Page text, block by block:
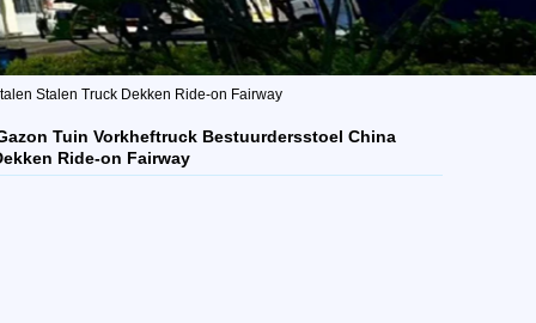
Stalen Truck Dekken Ride-on Fairway
Tuin Vorkheftruck Bestuurdersstoel China
Ride-on Fairway